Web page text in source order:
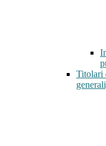
Titolari